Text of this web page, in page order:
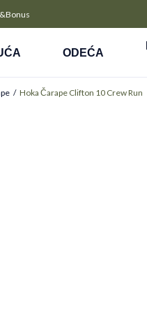
platite na 9 rata
ODEĆA
Hoka Čarape Clifton 10 Crew Run